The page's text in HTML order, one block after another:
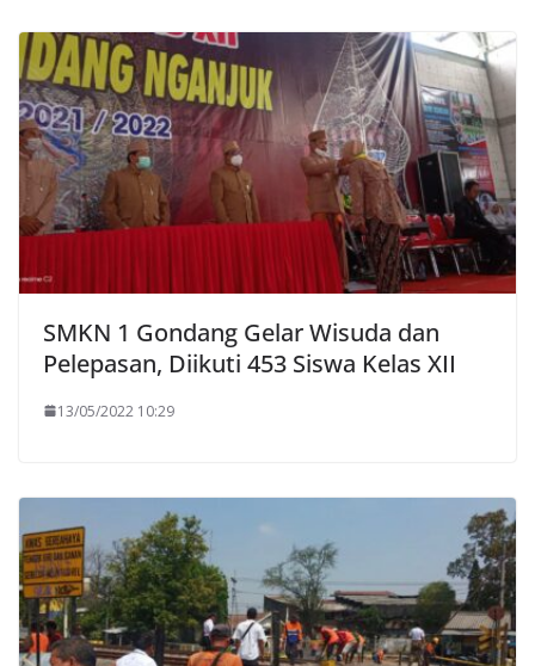
SMKN 1 Gondang Gelar Wisuda dan
Pelepasan, Diikuti 453 Siswa Kelas XII
13/05/2022 10:29